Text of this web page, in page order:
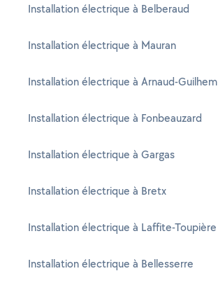
Installation électrique à Belberaud
Installation électrique à Mauran
Installation électrique à Arnaud-Guilhem
Installation électrique à Fonbeauzard
Installation électrique à Gargas
Installation électrique à Bretx
Installation électrique à Laffite-Toupière
Installation électrique à Bellesserre